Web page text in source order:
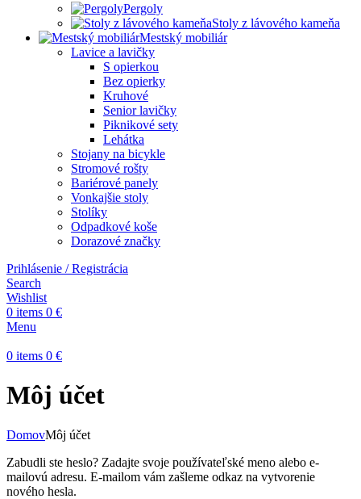
Pergoly
Stoly z lávového kameňa
Mestský mobiliár
Lavice a lavičky
S opierkou
Bez opierky
Kruhové
Senior lavičky
Piknikové sety
Lehátka
Stojany na bicykle
Stromové rošty
Bariérové panely
Vonkajšie stoly
Stolíky
Odpadkové koše
Dorazové značky
Prihlásenie / Registrácia
Search
Wishlist
0 items 0 €
Menu
0 items 0 €
Môj účet
DomovMôj účet
Zabudli ste heslo? Zadajte svoje používateľské meno alebo e-
mailovú adresu. E-mailom vám zašleme odkaz na vytvorenie
nového hesla.